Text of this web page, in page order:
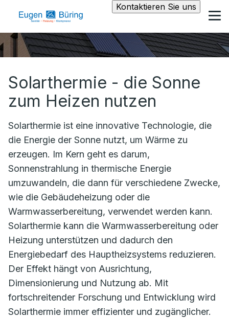
Kontaktieren Sie uns
Solarthermie - die Sonne
zum Heizen nutzen
Solarthermie ist eine innovative Technologie, die
die Energie der Sonne nutzt, um Wärme zu
erzeugen. Im Kern geht es darum,
Sonnenstrahlung in thermische Energie
umzuwandeln, die dann für verschiedene Zwecke,
wie die Gebäudeheizung oder die
Warmwasserbereitung, verwendet werden kann.
Solarthermie kann die Warmwasserbereitung oder
Heizung unterstützen und dadurch den
Energiebedarf des Hauptheizsystems reduzieren.
Der Effekt hängt von Ausrichtung,
Dimensionierung und Nutzung ab. Mit
fortschreitender Forschung und Entwicklung wird
Solarthermie immer effizienter und zugänglicher.